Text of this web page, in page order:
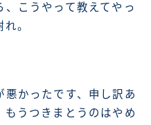
こうやって教えてやっ
。
かったです、申し訳あ
もうつきまとうのはやめ